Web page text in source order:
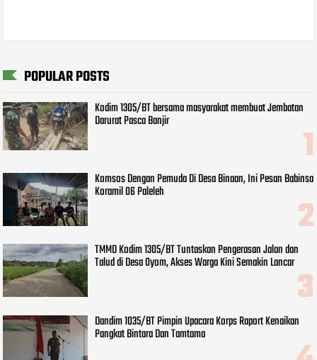
POPULAR POSTS
Kodim 1305/BT bersama masyarakat membuat Jembatan
Darurat Pasca Banjir
Komsos Dengan Pemuda Di Desa Binaan, Ini Pesan Babinsa
Koramil 06 Paleleh
TMMD Kodim 1305/BT Tuntaskan Pengerasan Jalan dan
Talud di Desa Oyom, Akses Warga Kini Semakin Lancar
Dandim 1035/BT Pimpin Upacara Korps Raport Kenaikan
Pangkat Bintara Dan Tamtama